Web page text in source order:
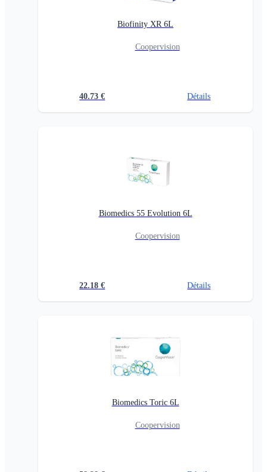
Biofinity XR 6L
Coopervision
40.73 € Détails
Biomedics 55 Evolution 6L
Coopervision
22.18 € Détails
Biomedics Toric 6L
Coopervision